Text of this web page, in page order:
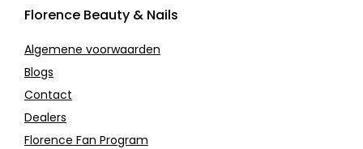
Florence Beauty & Nails
Algemene voorwaarden
Blogs
Contact
Dealers
Florence Fan Program